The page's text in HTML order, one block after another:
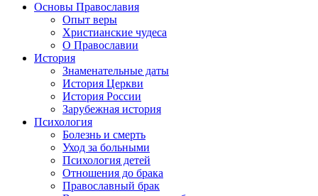
Основы Православия
Опыт веры
Христианские чудеса
О Православии
История
Знаменательные даты
История Церкви
История России
Зарубежная история
Психология
Болезнь и смерть
Уход за больными
Психология детей
Отношения до брака
Православный брак